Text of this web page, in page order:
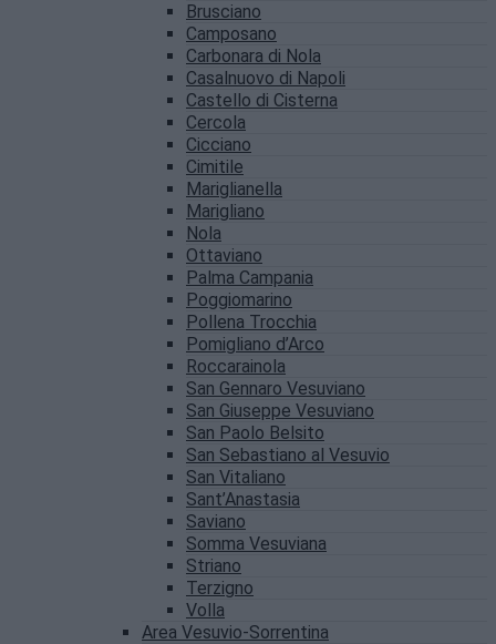
Brusciano
Camposano
Carbonara di Nola
Casalnuovo di Napoli
Castello di Cisterna
Cercola
Cicciano
Cimitile
Mariglianella
Marigliano
Nola
Ottaviano
Palma Campania
Poggiomarino
Pollena Trocchia
Pomigliano d’Arco
Roccarainola
San Gennaro Vesuviano
San Giuseppe Vesuviano
San Paolo Belsito
San Sebastiano al Vesuvio
San Vitaliano
Sant’Anastasia
Saviano
Somma Vesuviana
Striano
Terzigno
Volla
Area Vesuvio-Sorrentina